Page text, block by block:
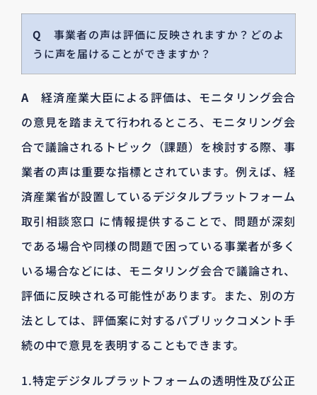
Q 事業者の声は評価に反映されますか？どのよ
うに声を届けることができますか？
A経済産業大臣による評価は、モニタリング会合
の意見を踏まえて行われるところ、モニタリング会
合で議論されるトピック（課題）を検討する際、事
業者の声は重要な指標とされています。例えば、経
済産業省が設置しているデジタルプラットフォーム
取引相談窓口 に情報提供することで、問題が深刻
である場合や同様の問題で困っている事業者が多く
いる場合などには、モニタリング会合で議論され、
評価に反映される可能性があります。また、別の方
法としては、評価案に対するパブリックコメント手
続の中で意見を表明することもできます。
1.特定デジタルプラットフォームの透明性及び公正